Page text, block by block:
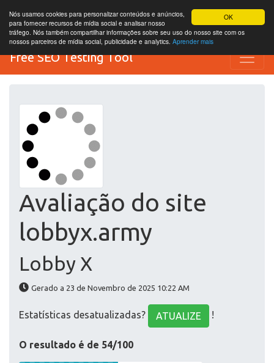
OK
Nós usamos cookies para personalizar conteúdos e anúncios,
para fornecer recursos de mídia social e analisar nosso
tráfego. Nós também compartilhar informações sobre seu uso do nosso site com os
nossos parceiros de mídia social, publicidade e analytics. Aprender mais
Free SEO Testing Tool
Avaliação do site
lobbyx.army
Lobby X
Gerado a 23 de Novembro de 2025 10:22 AM
Estatísticas desatualizadas? ATUALIZE !
O resultado é de 54/100